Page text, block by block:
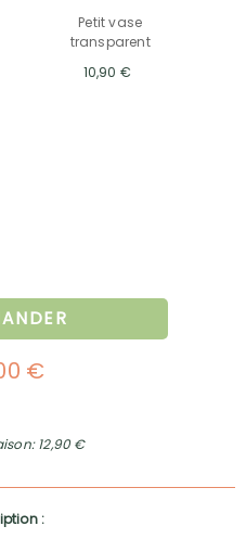
Petit vase
transparent
10,90 €
€
12,90 €
: